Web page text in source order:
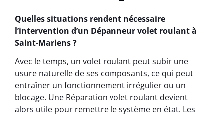
Quelles situations rendent nécessaire
l’intervention d’un Dépanneur volet roulant à
Saint-Mariens ?
Avec le temps, un volet roulant peut subir une
usure naturelle de ses composants, ce qui peut
entraîner un fonctionnement irrégulier ou un
blocage. Une Réparation volet roulant devient
alors utile pour remettre le système en état. Les